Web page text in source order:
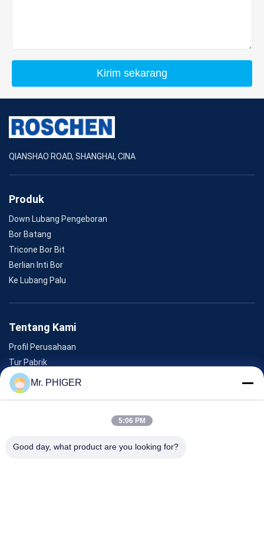
Kirim sekarang
QIANSHAO ROAD, SHANGHAI, CINA
Produk
Down Lubang Pengeboran
Bor Batang
Tricone Bor Bit
Berlian Inti Bor
Ke Lubang Palu
Tentang Kami
Profil Perusahaan
Tur Pabrik
Kontrol Kualitas
Sitemap
Mr. PHIGER
5:06 PM
Good day, what product are you looking for?